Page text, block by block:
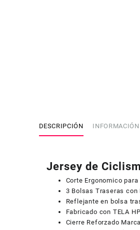
DESCRIPCIÓN
Jersey de
Corte Ergonomico
3 Bolsas Traseras
Reflejante en bolsa
Fabricado con TELA
Cierre Reforzado